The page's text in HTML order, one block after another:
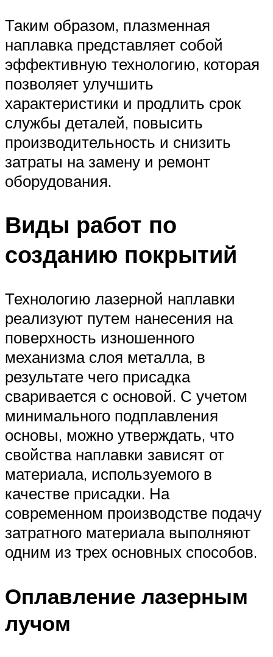
Таким образом, плазменная
наплавка представляет собой
эффективную технологию, которая
позволяет улучшить
характеристики и продлить срок
службы деталей, повысить
производительность и снизить
затраты на замену и ремонт
оборудования.
Виды работ по
созданию покрытий
Технологию лазерной наплавки
реализуют путем нанесения на
поверхность изношенного
механизма слоя металла, в
результате чего присадка
сваривается с основой. С учетом
минимального подплавления
основы, можно утверждать, что
свойства наплавки зависят от
материала, используемого в
качестве присадки. На
современном производстве подачу
затратного материала выполняют
одним из трех основных способов.
Оплавление лазерным
лучом